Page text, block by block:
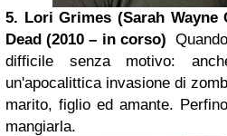
5. Lori Grimes (Sarah Wayne
Dead (2010 – in corso)
difficile senza motivo:
un'apocalittica invasione di
marito, figlio ed amante.
mangiarla.